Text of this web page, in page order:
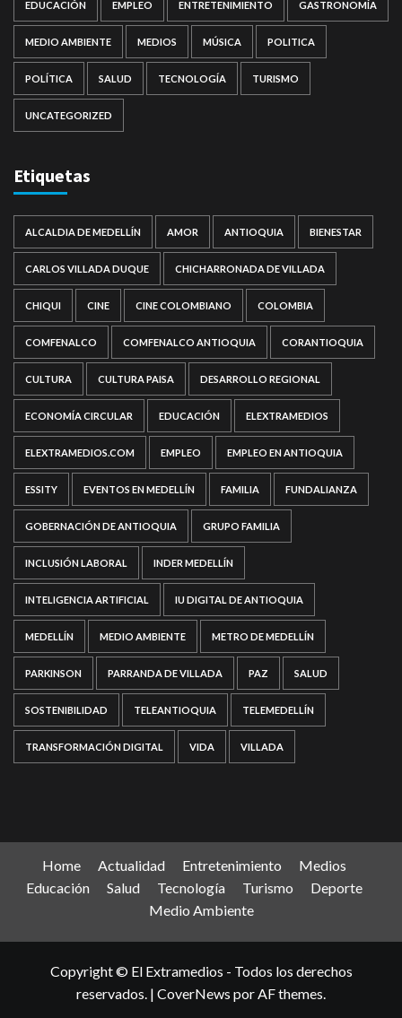
EDUCACIÓN EMPLEO ENTRETENIMIENTO GASTRONOMÍA
MEDIO AMBIENTE MEDIOS MÚSICA POLITICA
POLÍTICA SALUD TECNOLOGÍA TURISMO
UNCATEGORIZED
Etiquetas
ALCALDIA DE MEDELLÍN AMOR ANTIOQUIA BIENESTAR
CARLOS VILLADA DUQUE CHICHARRONADA DE VILLADA
CHIQUI CINE CINE COLOMBIANO COLOMBIA
COMFENALCO COMFENALCO ANTIOQUIA CORANTIOQUIA
CULTURA CULTURA PAISA DESARROLLO REGIONAL
ECONOMÍA CIRCULAR EDUCACIÓN ELEXTRAMEDIOS
ELEXTRAMEDIOS.COM EMPLEO EMPLEO EN ANTIOQUIA
ESSITY EVENTOS EN MEDELLÍN FAMILIA FUNDALIANZA
GOBERNACIÓN DE ANTIOQUIA GRUPO FAMILIA
INCLUSIÓN LABORAL INDER MEDELLÍN
INTELIGENCIA ARTIFICIAL IU DIGITAL DE ANTIOQUIA
MEDELLÍN MEDIO AMBIENTE METRO DE MEDELLÍN
PARKINSON PARRANDA DE VILLADA PAZ SALUD
SOSTENIBILIDAD TELEANTIOQUIA TELEMEDELLÍN
TRANSFORMACIÓN DIGITAL VIDA VILLADA
Home Actualidad Entretenimiento
Medios
Educación
Salud Tecnología Turismo
Deporte
Medio Ambiente
Copyright © El Extramedios - Todos los derechos
reservados. | CoverNews por AF themes.